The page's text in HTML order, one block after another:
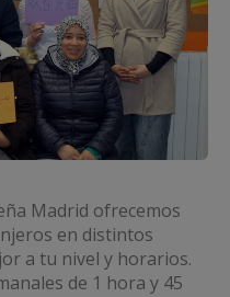
Madrid ofrecemos
en distintos
a tu nivel y horarios.
de 1 hora y 45